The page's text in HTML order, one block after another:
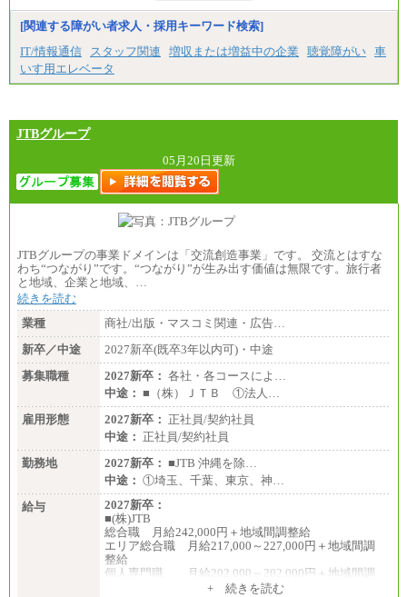
※試用期間中も給与に変更はございません。
[関連する障がい者求人・採用キーワード検索]
IT/情報通信
スタッフ関連 増収または増益中の企業 聴覚障がい 車
いす用エレベータ
JTBグループ
05月20日更新
JTBグループの事業ドメインは「交流創造事業」です。 交流とはすな
わち“つながり”です。“つながり”が生み出す価値は無限です。旅行者
と地域、企業と地域、…
続きを読む
業種
商社/出版・マスコミ関連・広告…
新卒／中途
2027新卒(既卒3年以内可)・中途
募集職種
2027新卒： 各社・各コースによ…
中途： ■（株）ＪＴＢ ①法人…
雇用形態
2027新卒： 正社員/契約社員
中途： 正社員/契約社員
勤務地
2027新卒： ■JTB 沖縄を除…
中途： ①埼玉、千葉、東京、神…
給与
2027新卒：
■(株)JTB
総合職 月給242,000円＋地域間調整給
エリア総合職 月給217,000～227,000円＋地域間調
整給
個人専門職 月給202,000～202,000円＋地域間調
+ 続きを読む